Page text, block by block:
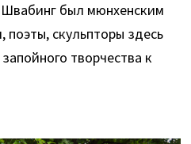
был мюнхенским
поэты, скульпторы здесь
творчества к